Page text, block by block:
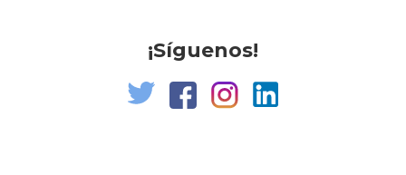
¡Síguenos!